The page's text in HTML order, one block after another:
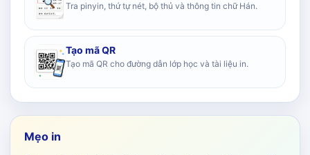
Tra pinyin, thứ tự nét, bộ thủ và thông tin chữ Hán.
Tạo mã QR
Tạo mã QR cho đường dẫn lớp học và tài liệu in.
Mẹo in